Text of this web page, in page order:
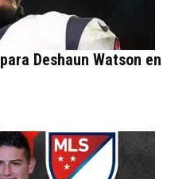
Deshaun Watson en